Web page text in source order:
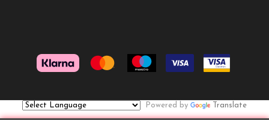
Powered by Translate